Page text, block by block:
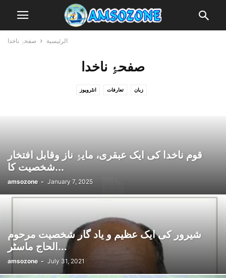
الرئيسية صفحۂِ ناخدا
صفحۂِ ناخدا
انٹرویوز تعارفات زبان
قوم ناخدا کی ایک عبقری، مایۂِ ناز وقابل افتخار
شخصیت کا...
amsozone - January 7, 2025
شیرور کی ایک عظیم و یاد گار شخصیت مرحوم
الحاج ماسٹر...
amsozone - July 31, 2021